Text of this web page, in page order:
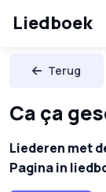
Liedboek
Terug
Ca ça
Liederen met
Pagina in